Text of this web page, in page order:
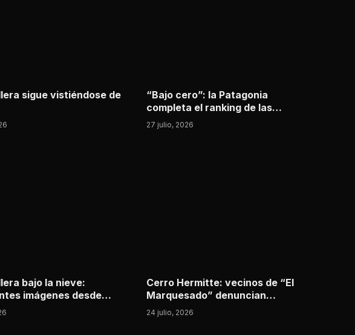
sigue vistiéndose de
“Bajo cero”: la Patagonia
completa el ranking de las
ciudades más frías del país y
Tierra del Fuego roza los -14°C
27 julio, 2026
bajo la nieve:
imágenes desde
Cerro Hermitte: vecinos de “El
Marquesado” denuncian
abandono por parte del municipio
24 julio, 2026